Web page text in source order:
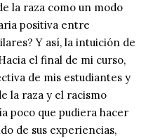
la raza como un modo
positiva entre
Y así, la intuición de
el final de mi curso,
de mis estudiantes y
la raza y el racismo
poco que pudiera hacer
de sus experiencias,